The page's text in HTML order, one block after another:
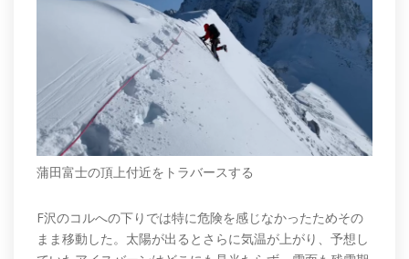
蒲田富士の頂上付近をトラバースする
F沢のコルへの下りでは特に危険を感じなかったためその
まま移動した。太陽が出るとさらに気温が上がり、予想し